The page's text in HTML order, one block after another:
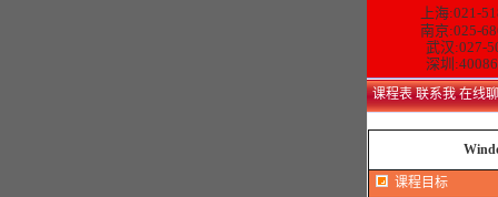
上海:021-
南京:025-
武汉:027-
深圳
课程表 联系我 在线聊
课程目标